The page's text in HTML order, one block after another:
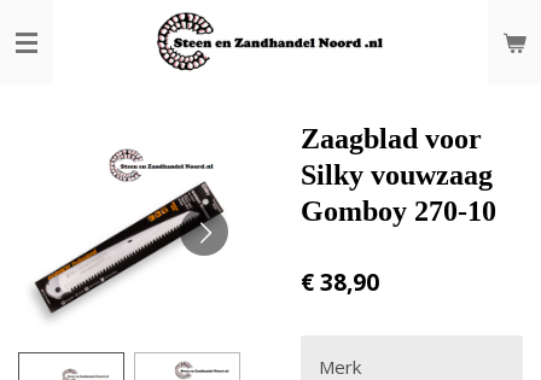
direct
Zaagblad voor
Silky vouwzaag
Gomboy 270-10
€ 38,90
Merk